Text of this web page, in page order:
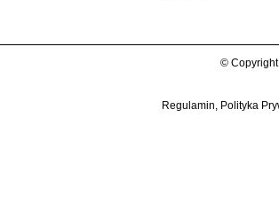
©
Regulamin, Polityka